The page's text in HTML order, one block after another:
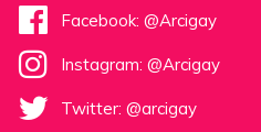
Facebook: @Arcigay
Instagram: @Arcigay
Twitter: @arcigay